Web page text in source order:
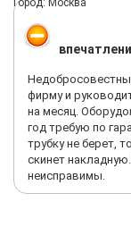
Город: Москва
фирму и
на месяц.
год требую по
трубку не берет,
скинет
неисправимы.